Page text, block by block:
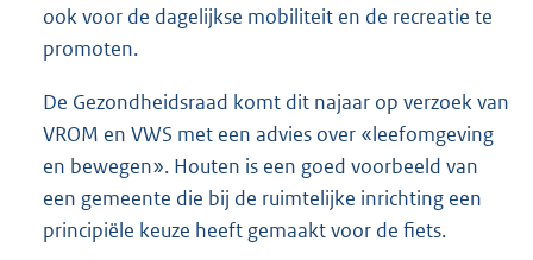
ook voor de dagelijkse mobiliteit en de recreatie te
promoten.
De Gezondheidsraad komt dit najaar op verzoek van
VROM en VWS met een advies over «leefomgeving
en bewegen». Houten is een goed voorbeeld van
een gemeente die bij de ruimtelijke inrichting een
principiële keuze heeft gemaakt voor de fiets.